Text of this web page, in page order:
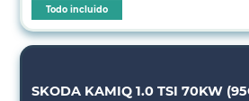
Todo incluido
SKODA KAMIQ 1.0 TSI 70KW